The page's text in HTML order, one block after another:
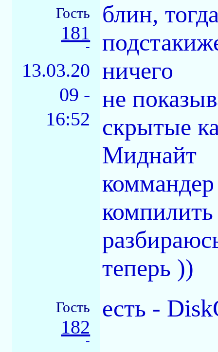
Гость
181
-
13.03.20
09 -
16:52
блин,
ничего
не
скрытые
Миднайт
компилить
теперь ))
Гость
182
-
есть -